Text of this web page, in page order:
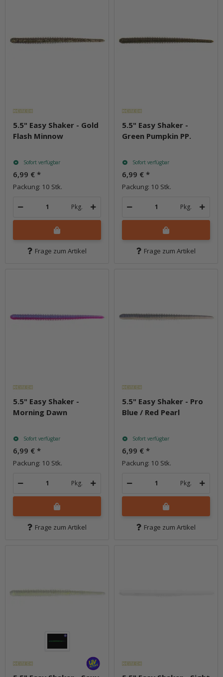
5.5" Easy Shaker - Gold
Flash Minnow
Sofort verfügbar
6,99 € *
Packung: 10 Stk.
Pkg.
Frage zum Artikel
5.5" Easy Shaker -
Green Pumpkin PP.
Sofort verfügbar
6,99 € *
Packung: 10 Stk.
Pkg.
Frage zum Artikel
5.5" Easy Shaker -
Morning Dawn
Sofort verfügbar
6,99 € *
Packung: 10 Stk.
Pkg.
Frage zum Artikel
5.5" Easy Shaker - Pro
Blue / Red Pearl
Sofort verfügbar
6,99 € *
Packung: 10 Stk.
Pkg.
Frage zum Artikel